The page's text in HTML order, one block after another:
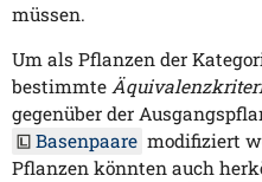
müssen.
Um als Pflanzen der
bestimmte
gegenüber der
Basenpaare modifiziert
Pflanzen könnten auch